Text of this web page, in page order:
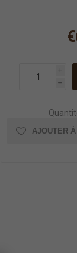
i
h
AJOUTER